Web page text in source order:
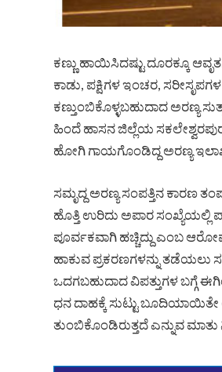
ಕಣ್ಣು ಹಾಯಿಸಿದಷ್ಟು ದೂರಕ್ಕೂ
ಕಾಡು, ಪಕ್ಷಿಗಳ ಇಂಚರ,
ಕಣ್ತುಂಬಿಕೊಳ್ಳಬಹುದಾದ ಅರಣ್ಯ
ಹಿಂದೆ ಹಾಸನ ಜಿಲ್ಲೆಯ ಸಕಲೇಶ್ವರಪುರ
ಹೋಗಿ ಗಾಯಗೊಂಡಿದ್ದ ಅರಣ್ಯ
ಸಮೃದ್ದ ಅರಣ್ಯ ಸಂಪತ್ತಿನ ಕಾರಣ
ಹೊತ್ತಿ ಉರಿದು ಅಪಾರ ಸಂಖ್ಯೆಯಲ್ಲಿ
ಪೂರ್ವಕವಾಗಿ ಹಚ್ಚಿದ್ದು ಎಂಬ
ಹಾಕುವ ಪ್ರಕರಣಗಳನ್ನು ತಡೆಯಲು
ಒದಗಬಹುದಾದ ವಿಪತ್ತುಗಳ ಬಗ್ಗೆ
ಧನ ದಾಹಕ್ಕೆ ಸುಟ್ಟು ಬೂದಿಯಾಯಿತೇ
ತುಂಬಿಕೊಂಡಿರುತ್ತದೆ ಎನ್ನುವ ಮಾತು